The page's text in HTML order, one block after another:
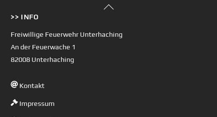
Back
>> INFO
Freiwillige Feuerwehr Unterhaching
An der Feuerwache 1
82008 Unterhaching
Kontakt
Impressum